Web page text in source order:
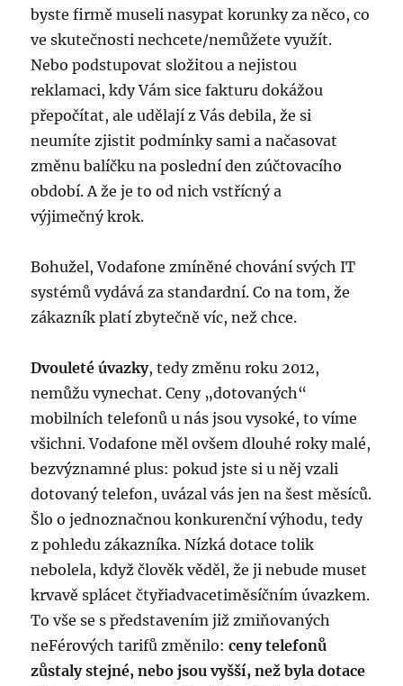
byste firmě museli nasypat korunky za něco, co
ve skutečnosti nechcete/nemůžete využít.
Nebo podstupovat složitou a nejistou
reklamaci, kdy Vám sice fakturu dokážou
přepočítat, ale udělají z Vás debila, že si
neumíte zjistit podmínky sami a načasovat
změnu balíčku na poslední den zúčtovacího
období. A že je to od nich vstřícný a
výjimečný krok.
Bohužel, Vodafone zmíněné chování svých IT
systémů vydává za standardní. Co na tom, že
zákazník platí zbytečně víc, než chce.
Dvouleté úvazky, tedy změnu roku 2012,
nemůžu vynechat. Ceny „dotovaných“
mobilních telefonů u nás jsou vysoké, to víme
všichni. Vodafone měl ovšem dlouhé roky malé,
bezvýznamné plus: pokud jste si u něj vzali
dotovaný telefon, uvázal vás jen na šest měsíců.
Šlo o jednoznačnou konkurenční výhodu, tedy
z pohledu zákazníka. Nízká dotace tolik
nebolela, když člověk věděl, že ji nebude muset
krvavě splácet čtyřiadvaceti­měsíčním úvazkem.
To vše se s představením již zmiňovaných
neFérových tarifů změnilo:ceny telefonů
zůstaly stejné, nebo jsou vyšší, než byla dotace